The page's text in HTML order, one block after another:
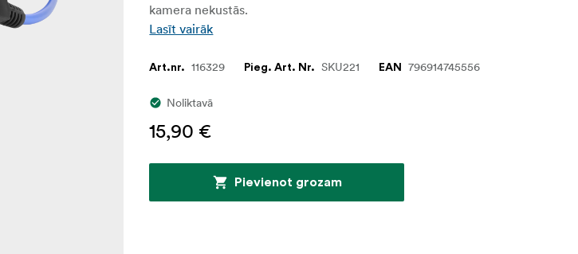
kamera nekustās.
Lasīt vairāk
Art.nr. 116329 Pieg. Art. Nr. SKU221 EAN 796914745556
Noliktavā
15,90 €
Pievienot grozam